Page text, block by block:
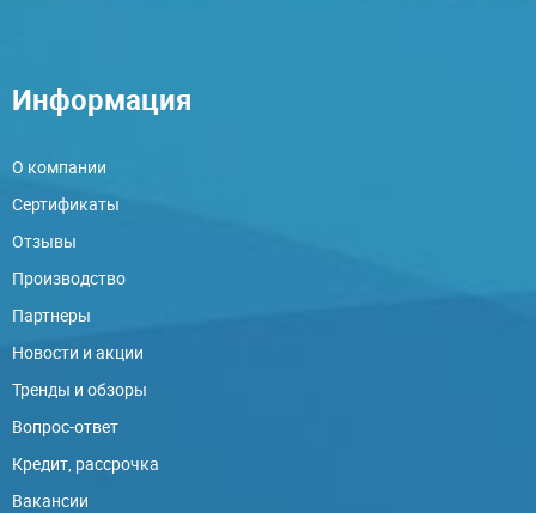
Информация
О компании
Сертификаты
Отзывы
Производство
Партнеры
Новости и акции
Тренды и обзоры
Вопрос-ответ
Кредит, рассрочка
Вакансии